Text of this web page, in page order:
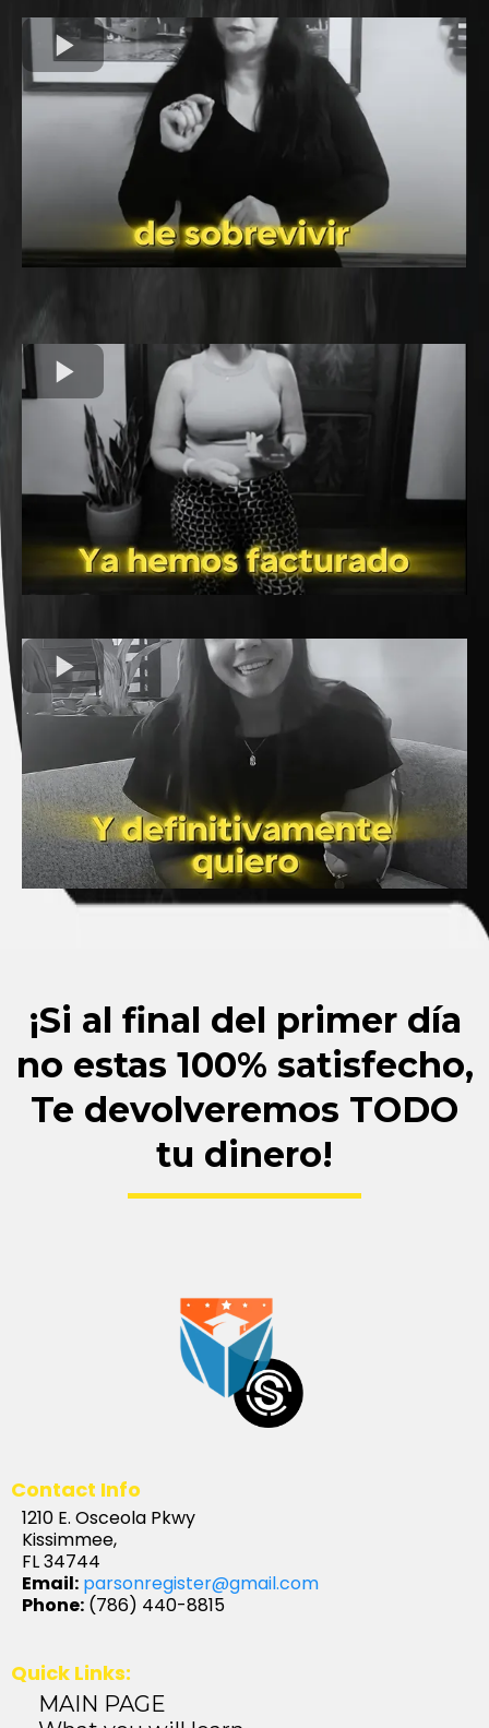
¡Si al final del primer día
no estas 100% satisfecho,
Te devolveremos TODO
tu dinero!
Contact Info
1210 E. Osceola Pkwy
Kissimmee,
FL 34744
Email: parsonregister@gmail.com
Phone: (786) 440-8815
Quick Links:
MAIN PAGE